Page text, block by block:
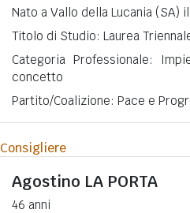
Nato a Vallo della Lucania (SA)
Titolo di Studio: Laurea
Categoria Professionale:
concetto
Partito/Coalizione: Pace e
Consigliere
Agostino LA PORTA
46 anni